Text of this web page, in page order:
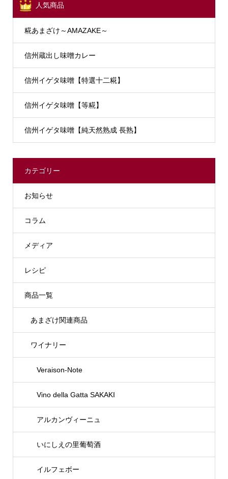
人気商品
糀あまざけ～AMAZAKE～
信州蔵出し味噌カレー
信州イゲタ味噌【特選十二糀】
信州イゲタ味噌【等糀】
信州イゲタ味噌【純天然熟成 長熟】
カテゴリー
お知らせ
コラム
メディア
レシピ
商品一覧
あまざけ関連商品
ワイナリー
Veraison-Note
Vino della Gatta SAKAKI
アルカンヴィーニュ
いにしえの里葡萄酒
イルフェボー